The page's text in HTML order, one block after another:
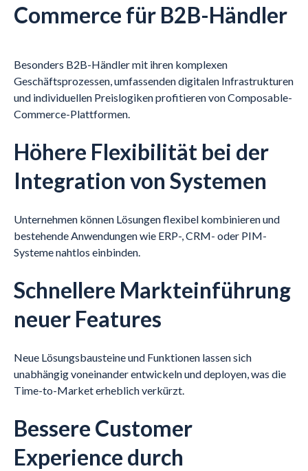
Commerce für B2B-Händler
Besonders B2B-Händler mit ihren komplexen
Geschäftsprozessen, umfassenden digitalen Infrastrukturen
und individuellen Preislogiken profitieren von Composable-
Commerce-Plattformen.
Höhere Flexibilität bei der
Integration von Systemen
Unternehmen können Lösungen flexibel kombinieren und
bestehende Anwendungen wie ERP-, CRM- oder PIM-
Systeme nahtlos einbinden.
Schnellere Markteinführung
neuer Features
Neue Lösungsbausteine und Funktionen lassen sich
unabhängig voneinander entwickeln und deployen, was die
Time-to-Market erheblich verkürzt.
Bessere Customer
Experience durch